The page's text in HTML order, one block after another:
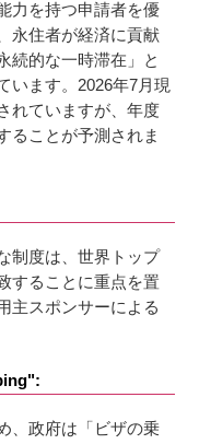
力を持つ申請者を優
永住者が経済に貢献
続的な一時滞在」と
います。2026年7月現
れていますが、年度
ることが予測されま
制度は、世界トップ
することに重点を置
主スポンサーによる
、政府は「ビザの乗